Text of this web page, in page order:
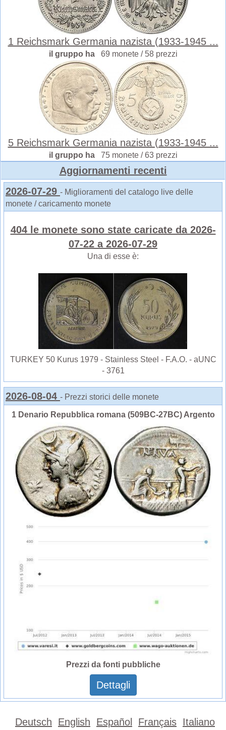
1 Reichsmark Germania nazista (1933-1945 ...
il gruppo ha 69 monete / 58 prezzi
5 Reichsmark Germania nazista (1933-1945 ...
il gruppo ha 75 monete / 63 prezzi
Aggiornamenti recenti
2026-07-29 - Miglioramenti del catalogo live delle
monete / caricamento monete
404 le monete sono state caricate da 2026-
07-22 a 2026-07-29
Una di esse è:
TURKEY 50 Kurus 1979 - Stainless Steel - F.A.O. - aUNC
- 3761
2026-08-04 - Prezzi storici delle monete
1 Denario Repubblica romana (509BC-27BC) Argento
Prezzi da fonti pubbliche
Dettagli
Deutsch English Español Français Italiano